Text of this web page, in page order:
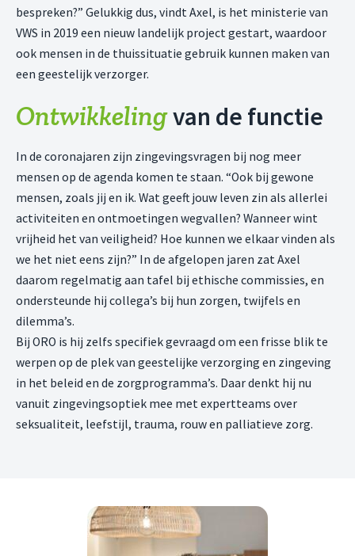
bespreken?” Gelukkig dus, vindt Axel, is het ministerie van
VWS in 2019 een nieuw landelijk project gestart, waardoor
ook mensen in de thuissituatie gebruik kunnen maken van
een geestelijk verzorger.
Ontwikkelingvan de functie
In de coronajaren zijn zingevingsvragen bij nog meer
mensen op de agenda komen te staan. “Ook bij gewone
mensen, zoals jij en ik. Wat geeft jouw leven zin als allerlei
activiteiten en ontmoetingen wegvallen? Wanneer wint
vrijheid het van veiligheid? Hoe kunnen we elkaar vinden als
we het niet eens zijn?” In de afgelopen jaren zat Axel
daarom regelmatig aan tafel bij ethische commissies, en
ondersteunde hij collega’s bij hun zorgen, twijfels en
dilemma’s.
Bij ORO is hij zelfs specifiek gevraagd om een frisse blik te
werpen op de plek van geestelijke verzorging en zingeving
in het beleid en de zorgprogramma’s. Daar denkt hij nu
vanuit zingevingsoptiek mee met expertteams over
seksualiteit, leefstijl, trauma, rouw en palliatieve zorg.